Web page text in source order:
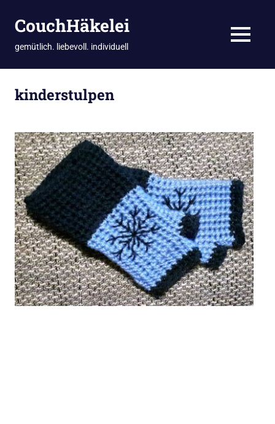
Inhalt
CouchHäkelei
gemütlich. liebevoll. individuell MENÜ
kinderstulpen